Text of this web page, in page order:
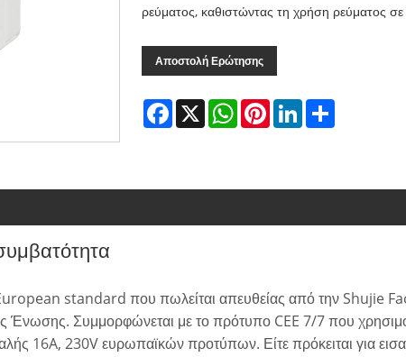
ρεύματος, καθιστώντας τη χρήση ρεύματος
Αποστολή Ερώτησης
Facebook
X WhatsAppPinterestLinkedIn
standard που πωλείται απευθείας από την Shujie
Συμμορφώνεται με το πρότυπο CEE 7/7 που
16A, 230V ευρωπαϊκών προτύπων. Είτε πρόκειται για